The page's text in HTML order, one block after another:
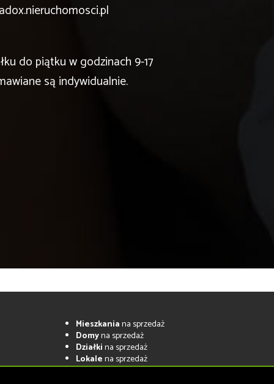
do piątku w godzinach 9-17
są indywidualnie.
Mieszkaniana sprzedaż
Domyna sprzedaż
Działkina sprzedaż
Lokalena sprzedaż
Halena sprzedaż